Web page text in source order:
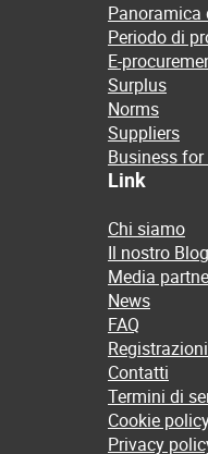
Panoramica
Periodo di
E-
Surplus
Norms
Suppliers
Business for
Link
Chi siamo
Il nostro Blog
Media
News
FAQ
Contatti
Termini di
Cookie
Privacy